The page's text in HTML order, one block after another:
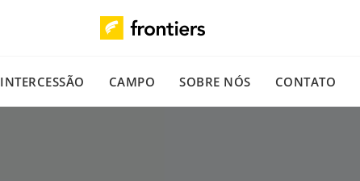
INTERCESSÃO CAMPO SOBRE NÓS CONTATO